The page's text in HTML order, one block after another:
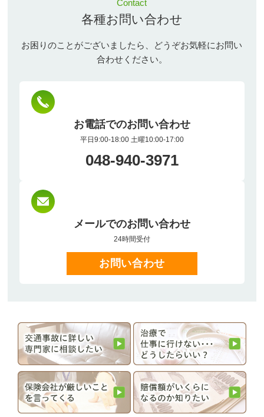
Contact
各種お問い合わせ
お困りのことがございましたら、どうぞお気軽にお問い
合わせください。
お電話でのお問い合わせ
平日9:00-18:00 土曜10:00-17:00
048-940-3971
メールでのお問い合わせ
24時間受付
お問い合わせ